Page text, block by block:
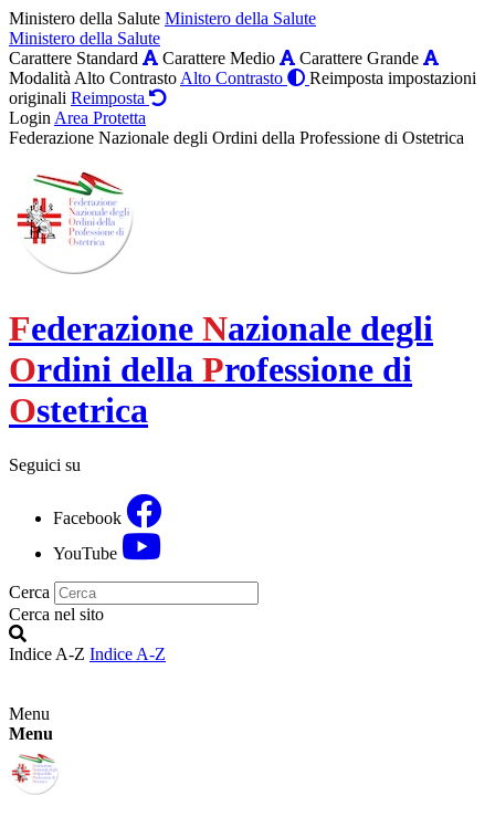
Ministero della Salute Ministero della Salute
Ministero della Salute
Carattere Standard
Carattere Medio
Carattere Grande
Modalità Alto Contrasto Alto Contrasto
Reimposta impostazioni
originali Reimposta
Login Area Protetta
Federazione Nazionale degli Ordini della Professione di Ostetrica
Federazione Nazionale degli
Ordini della Professione di
Ostetrica
Seguici su
Facebook
YouTube
Cerca
Cerca nel sito
Indice A-Z Indice A-Z
Menu
Menu